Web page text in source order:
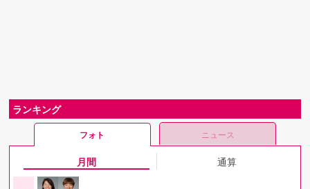
ランキング
フォト ニュース
月間 通算